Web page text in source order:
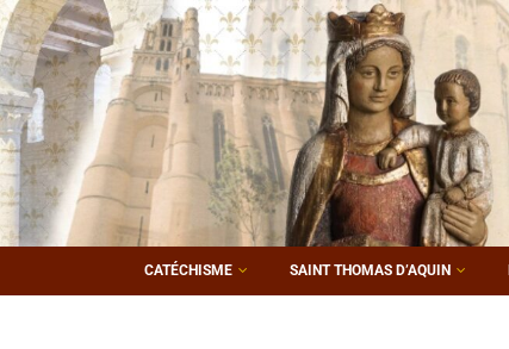
CATÉCHISME SAINT THOMAS D’AQUIN